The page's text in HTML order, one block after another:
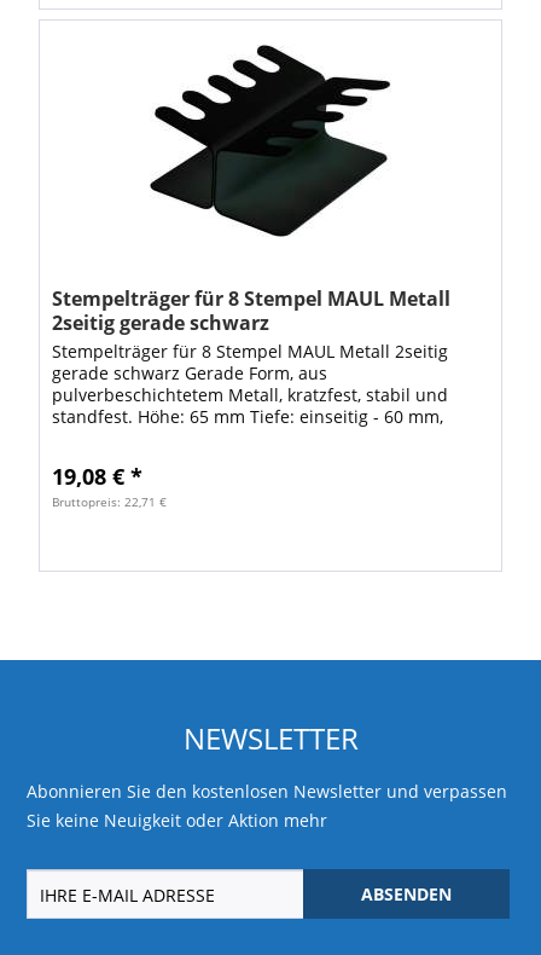
Stempelträger für 8 Stempel MAUL Metall
2seitig gerade schwarz
Stempelträger für 8 Stempel MAUL Metall 2seitig
gerade schwarz Gerade Form, aus
pulverbeschichtetem Metall, kratzfest, stabil und
standfest. Höhe: 65 mm Tiefe: einseitig - 60 mm,
19,08 € *
Bruttopreis: 22,71 €
NEWSLETTER
Abonnieren Sie den kostenlosen Newsletter und verpassen
Sie keine Neuigkeit oder Aktion mehr
ABSENDEN